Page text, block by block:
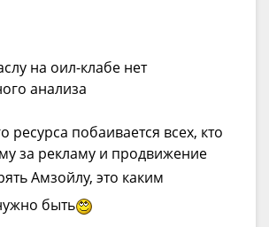
на оил-клабе нет
анализа
ресурса побаивается всех, кто
за рекламу и продвижение
Амзойлу, это каким
быть